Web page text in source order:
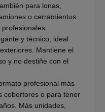
para lonas,
o cerramientos.
y técnico, ideal
Mantiene el
y no destiñe con el
profesional más
cobertores o para tener
Más unidades,